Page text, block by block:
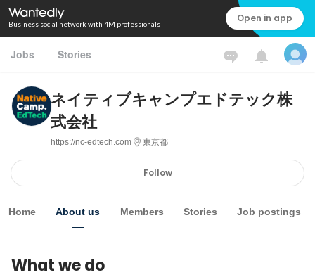
Business social network with 4M professionals Open in app
Jobs Stories
ネイティブキャンプエドテック株
式会社
https://nc-edtech.com 東京都
Follow
Home About us Members Stories Job postings
What we do